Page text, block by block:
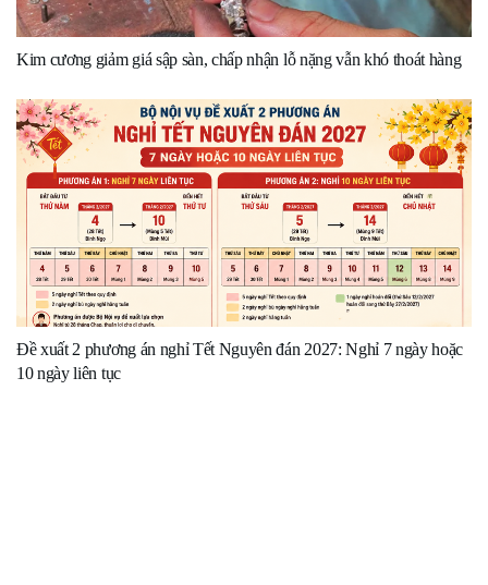
Kim cương giảm giá sập sàn, chấp nhận lỗ nặng vẫn khó thoát hàng
Đề xuất 2 phương án nghỉ Tết Nguyên đán 2027: Nghỉ 7 ngày hoặc
10 ngày liên tục